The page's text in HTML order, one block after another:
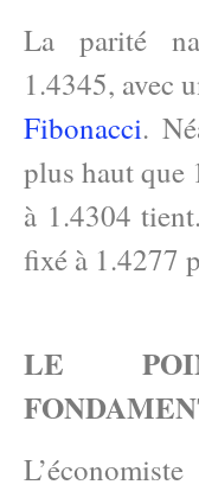
La parité
1.4345, avec
Fibonacci.
plus haut que
à 1.4304
fixé à 1.4277
LE